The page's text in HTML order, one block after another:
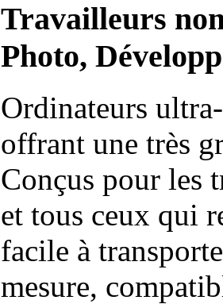
Travailleurs
Photo,
Ordinateurs
offrant une très
Conçus pour les
et tous ceux qui
facile à
mesure,